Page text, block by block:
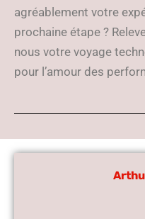
agréablement votre
prochaine étape ?
nous votre voyage
pour l’amour des